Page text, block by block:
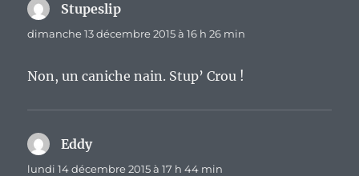
Stupeslip
dimanche 13 décembre 2015 à 16 h 26 min
Non, un caniche nain. Stup’ Crou !
Eddydit :
lundi 14 décembre 2015 à 17 h 44 min